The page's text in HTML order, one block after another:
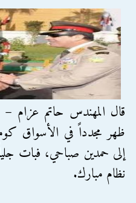
قال المهندس حاتم
ظهر مجدداً في الأسواق
إلى حمدين صباحي، فبات
نظام مبارك.